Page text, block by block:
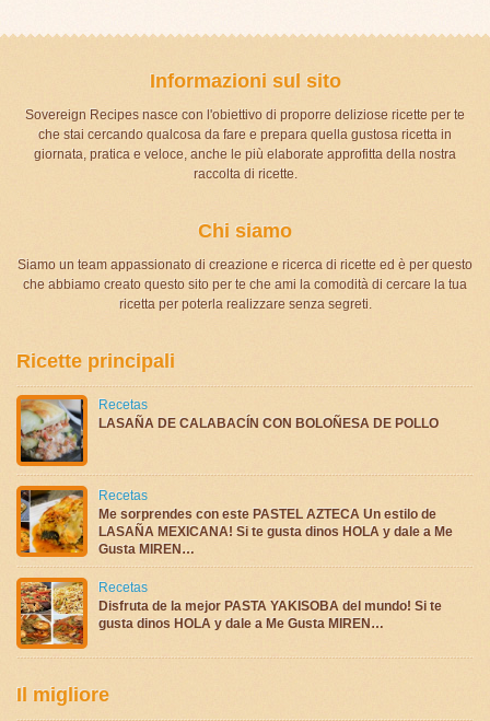
Informazioni sul sito
Sovereign Recipes nasce con l'obiettivo di proporre deliziose ricette per te
che stai cercando qualcosa da fare e prepara quella gustosa ricetta in
giornata, pratica e veloce, anche le più elaborate approfitta della nostra
raccolta di ricette.
Chi siamo
Siamo un team appassionato di creazione e ricerca di ricette ed è per questo
che abbiamo creato questo sito per te che ami la comodità di cercare la tua
ricetta per poterla realizzare senza segreti.
Ricette principali
Recetas
LASAÑA DE CALABACÍN CON BOLOÑESA DE POLLO
Recetas
Me sorprendes con este PASTEL AZTECA Un estilo de
LASAÑA MEXICANA! Si te gusta dinos HOLA y dale a Me
Gusta MIREN…
Recetas
Disfruta de la mejor PASTA YAKISOBA del mundo! Si te
gusta dinos HOLA y dale a Me Gusta MIREN…
Il migliore